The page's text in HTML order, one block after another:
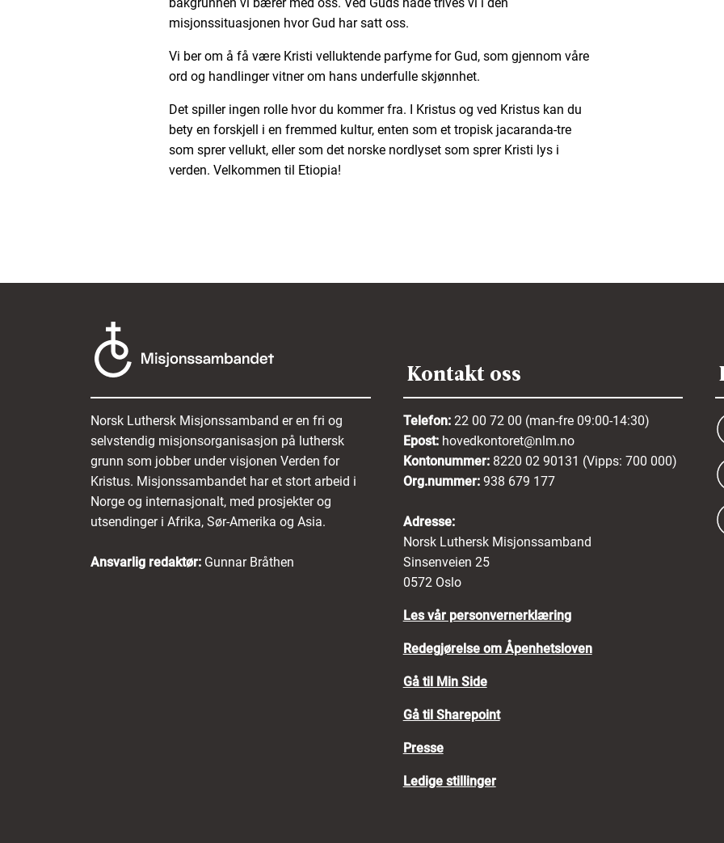
misjonssituasjonen hvor Gud har satt oss.
Vi ber om å få være Kristi velluktende parfyme for Gud, som gjennom våre
ord og handlinger vitner om hans underfulle skjønnhet.
Det spiller ingen rolle hvor du kommer fra. I Kristus og ved Kristus kan du
bety en forskjell i en fremmed kultur, enten som et tropisk jacaranda-tre
som sprer vellukt, eller som det norske nordlyset som sprer Kristi lys i
verden. Velkommen til Etiopia!
Norsk Luthersk Misjonssamband er en fri og
selvstendig misjonsorganisasjon på luthersk
grunn som jobber under visjonen Verden for
Kristus. Misjonssambandet har et stort arbeid i
Norge og internasjonalt, med prosjekter og
utsendinger i Afrika, Sør-Amerika og Asia.
Ansvarlig redaktør: Gunnar Bråthen
Kontakt oss
Telefon: 22 00 72 00 (man-fre 09:00-14:30)
Epost: hovedkontoret@nlm.no
Kontonummer: 8220 02 90131 (Vipps: 700 000)
Org.nummer: 938 679 177
Adresse:
Norsk Luthersk Misjonssamband
Sinsenveien 25
0572 Oslo
Les vår personvernerklæring
Redegjørelse om Åpenhetsloven
Gå til Min Side
Gå til Sharepoint
Presse
Ledige stillinger